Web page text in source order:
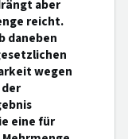
aber
reicht.
daneben
wegen
eine für